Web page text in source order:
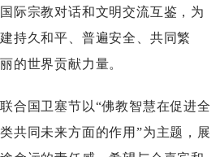
际宗教对话和文明交流互鉴，为
持久和平、普遍安全、共同繁
的世界贡献力量。
国卫塞节以“佛教智慧在促进全
共同未来方面的作用”为主题，展